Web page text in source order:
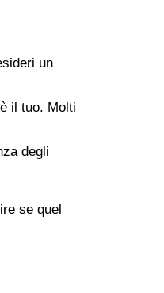
un
il tuo. Molti
degli
se quel